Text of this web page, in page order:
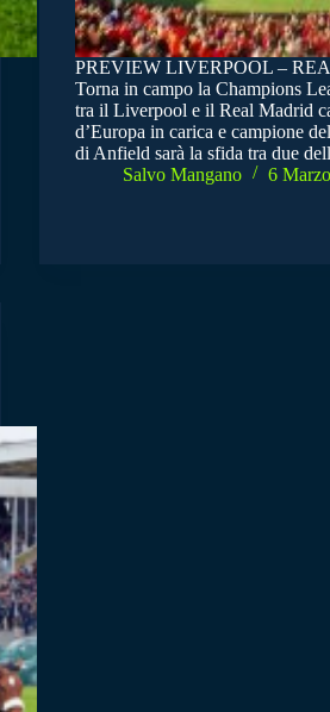
PREVIEW LIVERPOOL –
Torna in campo la Champions
tra il Liverpool e il Real Madrid
d’Europa in carica e campione
di Anfield sarà la sfida tra due
Salvo Mangano
6